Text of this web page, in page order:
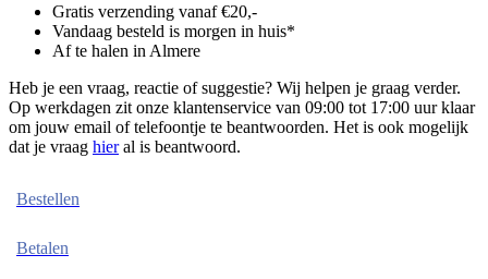
Gratis verzending vanaf €20,-
Vandaag besteld is morgen in huis*
Af te halen in Almere
Heb je een vraag, reactie of suggestie? Wij helpen je graag verder.
Op werkdagen zit onze klantenservice van 09:00 tot 17:00 uur klaar
om jouw email of telefoontje te beantwoorden. Het is ook mogelijk
dat je vraag hieral is beantwoord.
Bestellen
Betalen